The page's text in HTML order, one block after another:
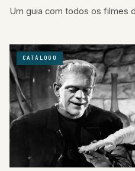
Um guia com todos os filmes
CATÁLOGO